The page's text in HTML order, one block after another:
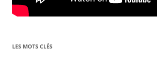
LES MOTS CLÉS